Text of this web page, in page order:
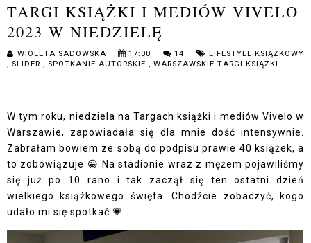
TARGI KSIĄŻKI I MEDIÓW VIVELO
2023 W NIEDZIELĘ
WIOLETA SADOWSKA 17:00 14
LIFESTYLE KSIĄŻKOWY
, SLIDER , SPOTKANIE AUTORSKIE , WARSZAWSKIE TARGI KSIĄŻKI
W tym roku, niedziela na Targach książki i mediów Vivelo w
Warszawie, zapowiadała się dla mnie dość intensywnie.
Zabrałam bowiem ze sobą do podpisu prawie 40 książek, a
to zobowiązuje 😀 Na stadionie wraz z mężem pojawiliśmy
się już po 10 rano i tak zaczął się ten ostatni dzień
wielkiego książkowego święta. Chodźcie zobaczyć, kogo
udało mi się spotkać 💗